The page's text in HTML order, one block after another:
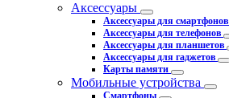
Аксессуары
Аксессуары для смартфонов
Аксессуары для телефонов
Аксессуары для планшетов
Аксессуары для гаджетов
Карты памяти
Мобильные устройства